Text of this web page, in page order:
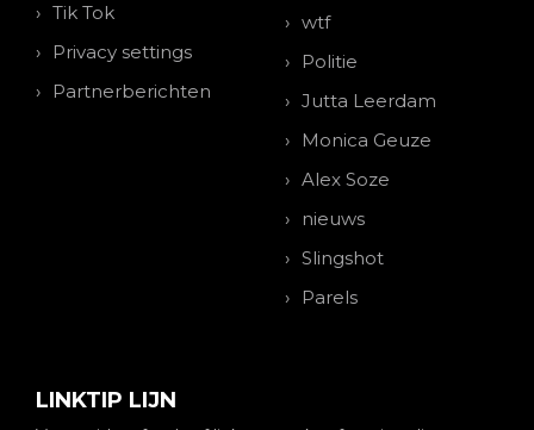
Tik Tok
Privacy settings
Partnerberichten
wtf
Politie
Jutta Leerdam
Monica Geuze
Alex Soze
nieuws
Slingshot
Parels
LINKTIP LIJN